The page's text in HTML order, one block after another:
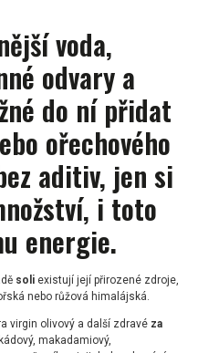
voda,
odvary a
do ní přidat
ořechového
aditiv, jen si
i toto
energie.
soli existují její přirozené zdroje,
nebo růžová himalájská.
virgin olivový a další zdravé za
makadamiový,